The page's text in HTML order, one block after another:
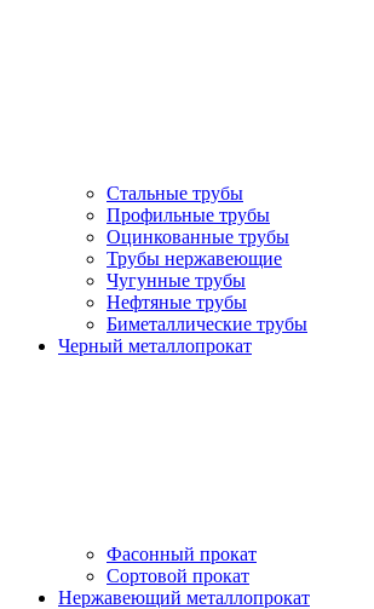
Стальные трубы
Профильные трубы
Оцинкованные трубы
Трубы нержавеющие
Чугунные трубы
Нефтяные трубы
Биметаллические трубы
Черный металлопрокат
Фасонный прокат
Сортовой прокат
Нержавеющий металлопрокат